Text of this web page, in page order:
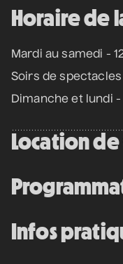
Programmation
Achat par téléphone
Horaire de
Mardi au samedi -
Soirs de spectacles
Dimanche et lundi
Location de
Infos